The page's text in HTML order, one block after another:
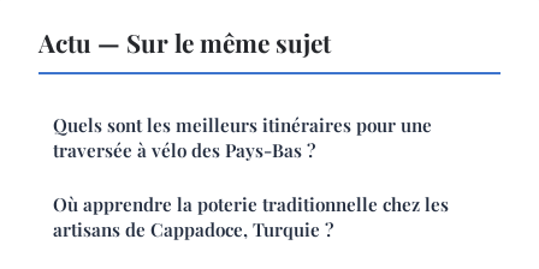
Actu — Sur le même sujet
Quels sont les meilleurs itinéraires pour une
traversée à vélo des Pays-Bas ?
Où apprendre la poterie traditionnelle chez les
artisans de Cappadoce, Turquie ?